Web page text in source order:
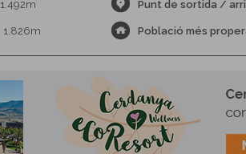
1.492m Punt de sortida /
1.826m Població més